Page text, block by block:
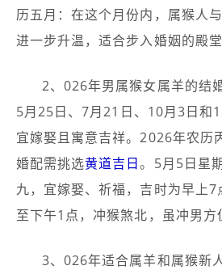
历五月：在这个月份内，属猴人
进一步升温，适合步入婚姻的殿堂
2、026年男属猴女属羊的结
5月25日、7月21日、10月3日和
宜嫁娶且寓意吉祥。2026年农历
婚配需挑选黄道吉日。5月5日星
九，宜嫁娶、祈福，吉时为早上
至下午1点，冲猴煞北，虽冲男方
3、026年适合属羊和属猴新